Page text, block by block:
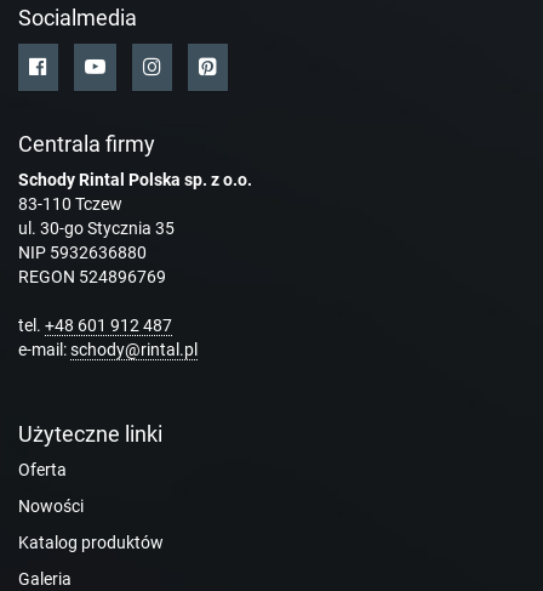
Socialmedia
Centrala firmy
Schody Rintal Polska sp. z o.o.
83-110 Tczew
ul. 30-go Stycznia 35
NIP 5932636880
REGON 524896769
tel. +48 601 912 487
e-mail:schody@rintal.pl
Użyteczne linki
Oferta
Nowości
Katalog produktów
Galeria